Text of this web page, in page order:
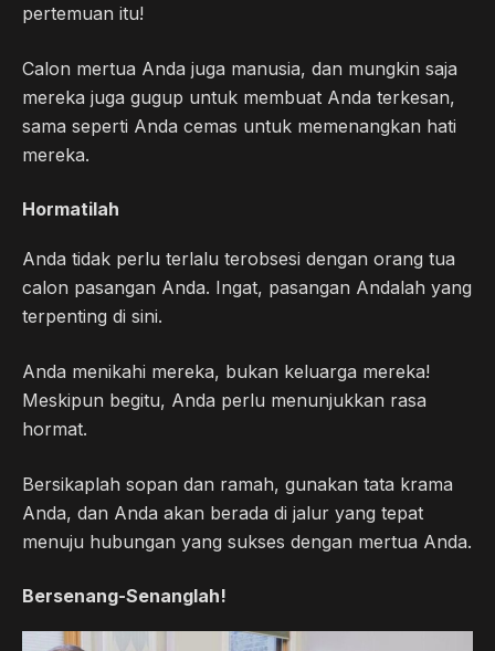
pertemuan itu!
Calon mertua Anda juga manusia, dan mungkin saja
mereka juga gugup untuk membuat Anda terkesan,
sama seperti Anda cemas untuk memenangkan hati
mereka.
Hormatilah
Anda tidak perlu terlalu terobsesi dengan orang tua
calon pasangan Anda. Ingat, pasangan Andalah yang
terpenting di sini.
Anda menikahi mereka, bukan keluarga mereka!
Meskipun begitu, Anda perlu menunjukkan rasa
hormat.
Bersikaplah sopan dan ramah, gunakan tata krama
Anda, dan Anda akan berada di jalur yang tepat
menuju hubungan yang sukses dengan mertua Anda.
Bersenang-Senanglah!